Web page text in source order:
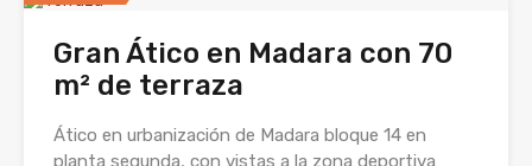
Gran Ático en Madara con 70
m² de terraza
Ático en urbanización de Madara bloque 14 en
planta segunda, con vistas a la zona deportiva